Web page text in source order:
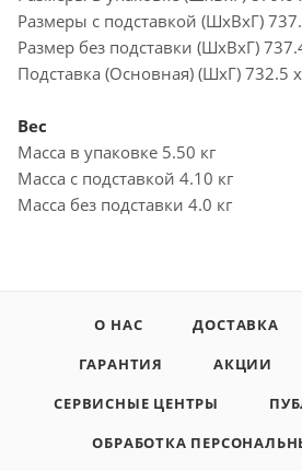
Размеры с подставкой (ШxВxГ)
Размер без подставки (ШxВxГ)
Подставка (Основная) (ШxГ) 732.5
Вес
Масса в упаковке 5.50 кг
Масса с подставкой 4.10 кг
Масса без подставки 4.0 кг
О НАС ДОСТАВКА
ГАРАНТИЯ
АКЦИИ
СЕРВИСНЫЕ ЦЕНТРЫ
ОБРАБОТКА